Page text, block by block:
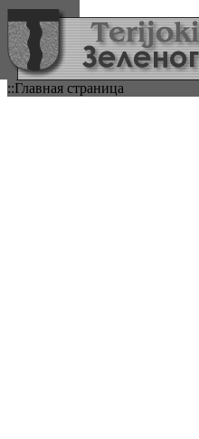
::Главная страница